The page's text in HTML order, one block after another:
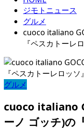
ジモトニュース
グルメ
cuoco italiano
『ペスカトーレ
グルメ
cuoco italiano
ーノ ゴッチ)の